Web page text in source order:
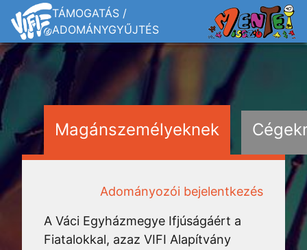
TÁMOGATÁS /
ADOMÁNYGYŰJTÉS
Magánszemélyeknek
Adományozói bejelentkezés
A Váci Egyházmegye Ifjúságáért a
Fiatalokkal, azaz VIFI Alapítvány